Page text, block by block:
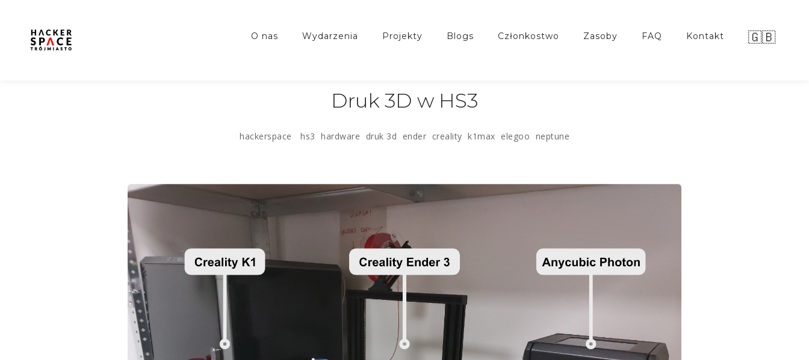
o nas wydarzenia projekty blogs członkostwo zasoby FAQ kontakt 🇬🇧
Druk 3D w HS3
hackerspace hs3 hardware druk 3d ender creality k1max elegoo neptune